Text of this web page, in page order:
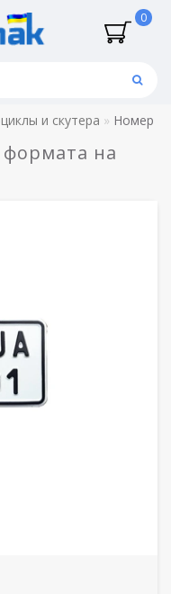
0
и скутера Номер
на